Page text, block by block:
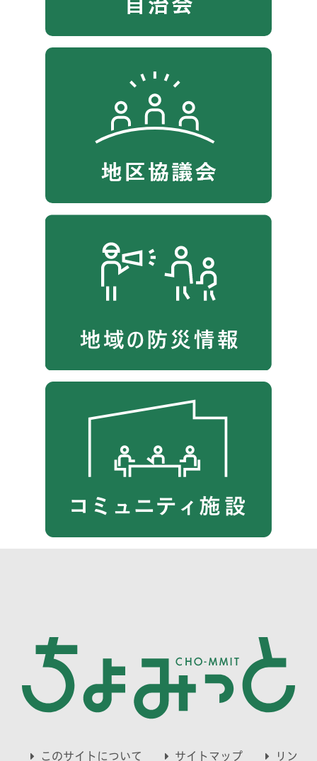
このサイトについて サイトマップ リン